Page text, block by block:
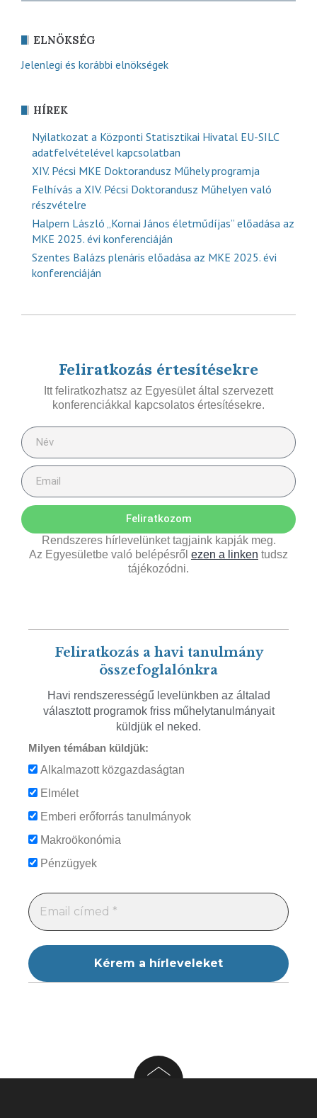
ELNÖKSÉG
Jelenlegi és korábbi elnökségek
HÍREK
Nyilatkozat a Központi Statisztikai Hivatal EU-SILC
adatfelvételével kapcsolatban
XIV. Pécsi MKE Doktorandusz Műhely programja
Felhívás a XIV. Pécsi Doktorandusz Műhelyen való
részvételre
Halpern László „Kornai János életműdíjas” előadása az
MKE 2025. évi konferenciáján
Szentes Balázs plenáris előadása az MKE 2025. évi
konferenciáján
Feliratkozás értesítésekre
Itt feliratkozhatsz az Egyesület által szervezett
konferenciákkal kapcsolatos értesítésekre.
Feliratkozom
Rendszeres hírlevelünket tagjaink kapják meg.
Az Egyesületbe való belépésről ezen a linken tudsz
tájékozódni.
Feliratkozás a havi tanulmány
összefoglalónkra
Havi rendszerességű levelünkben az általad
választott programok friss műhelytanulmányait
küldjük el neked.
Milyen témában küldjük:
Alkalmazott közgazdaságtan
Elmélet
Emberi erőforrás tanulmányok
Makroökonómia
Pénzügyek